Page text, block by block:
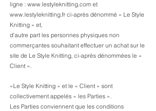
ligne : www.lestyleknitting.com et
www.lestyleknitting.fr ci-après dénommé « Le Style
Knitting » et,
d'autre part les personnes physiques non
commerçantes souhaitant effectuer un achat sur le
site de Le Style Knitting, ci-après dénommées le «
Client ».
«Le Style Knitting » et le « Client » sont
collectivement appelés « les Parties ».
Les Parties conviennent que les conditions